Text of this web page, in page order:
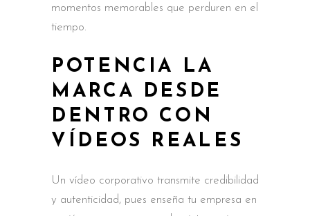
momentos memorables que perduren en el
tiempo.
POTENCIA LA
MARCA DESDE
DENTRO CON
VÍDEOS REALES
Un vídeo corporativo transmite credibilidad
y autenticidad, pues enseña tu empresa en